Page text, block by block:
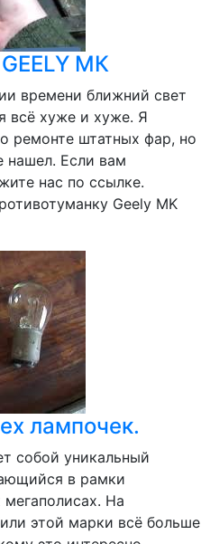
МК
времени ближний свет
всё хуже и хуже. Я
ремонте штатных фар, но
нашел. Если вам
нас по ссылке.
Geely MK
лампочек.
собой уникальный
в рамки
На
этой марки всё больше